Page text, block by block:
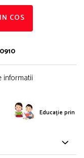
COS
informatii
Educație prin